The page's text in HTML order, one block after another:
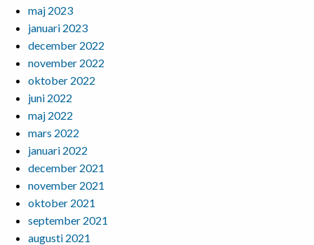
maj 2023
januari 2023
december 2022
november 2022
oktober 2022
juni 2022
maj 2022
mars 2022
januari 2022
december 2021
november 2021
oktober 2021
september 2021
augusti 2021